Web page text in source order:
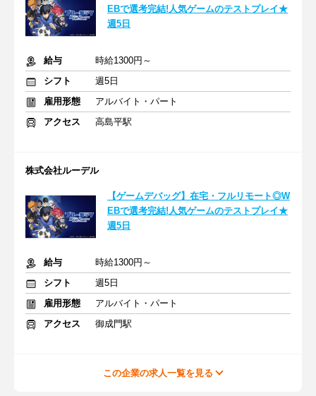
EBで選考完結!人気ゲームのテストプレイ★
週5日
給与
時給1300円～
シフト
週5日
雇用形態
アルバイト・パート
アクセス
高島平駅
株式会社ルーデル
【ゲームデバッグ】在宅・フルリモート◎W
EBで選考完結!人気ゲームのテストプレイ★
週5日
給与
時給1300円～
シフト
週5日
雇用形態
アルバイト・パート
アクセス
御成門駅
この企業の求人一覧を見る